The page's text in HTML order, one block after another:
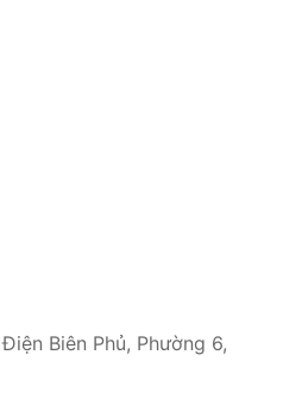
Điện Biên Phủ, Phường 6,